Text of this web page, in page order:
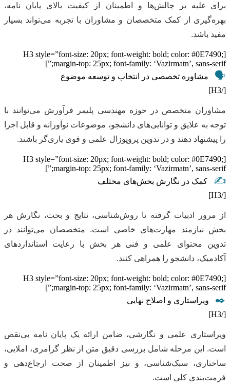
برای غلبه بر چالش‌ها و اطمینان از کیفیت بالای پایان نامه،
بهره‌گیری از کمک متخصصان و مشاوران با تجربه می‌تواند بسیار
مفید باشد.
[H3 style=”font-size: 20px; font-weight: bold; color: #0E7490;
margin-top: 25px; font-family: ‘Vazirmatn’, sans-serif;”]
🗣️
مشاوره تخصصی در انتخاب و توسعه موضوع
[/H3]
مشاوران متخصص در حوزه مهندسی پلیمر فرآورش می‌توانند با
توجه به علایق و توانایی‌های دانشجو، موضوعات نوآورانه و قابل اجرا
را پیشنهاد دهند و در تدوین پروپوزال علمی و قوی یاری‌گر باشند.
[H3 style=”font-size: 20px; font-weight: bold; color: #0E7490;
margin-top: 25px; font-family: ‘Vazirmatn’, sans-serif;”]
✍️
کمک در نگارش بخش‌های مختلف
[/H3]
از مرور ادبیات گرفته تا روش‌شناسی، نتایج و بحث، نگارش هر
بخش نیازمند مهارت‌های خاصی است. متخصصان می‌توانند در
تدوین محتوای علمی و فنی هر بخش با رعایت استانداردهای
آکادمیک، دانشجو را همراهی کنند.
[H3 style=”font-size: 20px; font-weight: bold; color: #0E7490;
margin-top: 25px; font-family: ‘Vazirmatn’, sans-serif;”]
✒️
ویراستاری و اصلاح نهایی
[/H3]
ویراستاری علمی و نگارشی، ضامن ارائه یک پایان نامه بی‌نقص
است. این مرحله شامل بررسی دقیق متن از نظر گرامری، املایی،
ساختاری، سبک‌شناسی، و نیز اطمینان از صحت ارجاع‌دهی و
فرمت‌بندی کلی است.